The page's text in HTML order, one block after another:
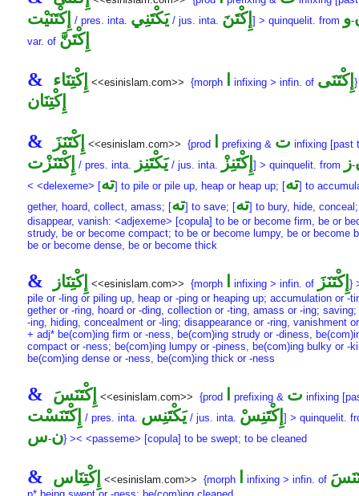
إِكْتَنَيْت / pres. inta. يَكْتَنِي / jus. inta. إِكْتَنَ ] > quinquelit. from -و
var. of إِكْتَنَّ
& إِكْتِنَاء <<esinislam.com>> {morph infixing > infin. of إِكْتَنَى
إِكْتِنَان
& إِكْتَنَزَ <<esinislam.com>> {prod prefixing & ت infixing [past
إِكْتَنَزْت / pres. inta. يَكْتَنِز / jus. inta. إِكْتَنِزْ ] > quinquelit. from -ز
< <delexeme> [ته] to pile or pile up, heap or heap up; [ته] to
gether, hoard, collect, amass; [ته] to save; [ته] to bury, hide,
disappear, vanish: <adjexeme> [copula] to be or become firm, be or
strudy, be or become compact; to be or become lumpy, be or become
be or become dense, be or become thick
& إِكْتِنَاز <<esinislam.com>> {morph infixing > infin. of إِكْتَنَزَ }
pile or -ling or piling up, heap or -ping or heaping up; accumulation or -
gether or -ring, hoard or -ding, collection or -ting, amass or -ing; saving;
-ing, hiding, concealment or -ling; disappearance or -ring, vanishment
+ adj* be(com)ing firm or -ness, be(com)ing strudy or -diness,
compact or -ness; be(com)ing lumpy or -piness, be(com)ing bulky or -
be(com)ing dense or -ness, be(com)ing thick or -ness
& إِكْتَنَسَ <<esinislam.com>> {prod prefixing & ت infixing
إِكْتَنَسْت / pres. inta. يَكْتَنِس / jus. inta. إِكْتَنِسْ ] > quinquelit.
ن-س } >< <passeme> [copula] to be swept; to be cleaned
& إِكْتِنَاس <<esinislam.com>> {morph infixing > infin. of